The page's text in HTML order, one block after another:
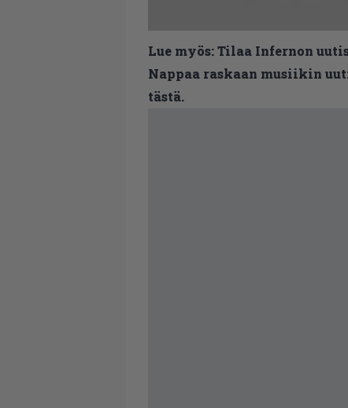
Lue myös:Tilaa Infernon
Nappaa raskaan musiikin
tästä.